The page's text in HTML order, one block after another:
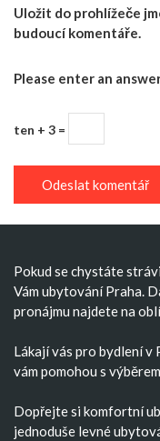
Uložit do prohlížeče
budoucí komentáře.
Please enter an
ten + 3 =
Pokud se chystáte
Vám ubytování Praha.
pronájmu najdete na
Lákají vás pro bydlení v
vám pomohou s
Dopřejte si komfortní
jednoduše levné